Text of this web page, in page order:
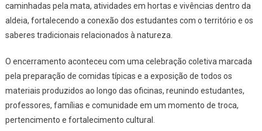
caminhadas pela mata, atividades em hortas e vivências dentro da
aldeia, fortalecendo a conexão dos estudantes com o território e os
saberes tradicionais relacionados à natureza.
O encerramento aconteceu com uma celebração coletiva marcada
pela preparação de comidas típicas e a exposição de todos os
materiais produzidos ao longo das oficinas, reunindo estudantes,
professores, famílias e comunidade em um momento de troca,
pertencimento e fortalecimento cultural.